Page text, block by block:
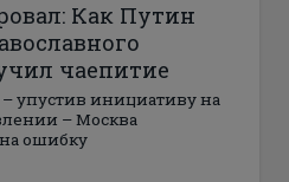
Как Путин
чаепитие
упустив инициативу на
– Москва
ошибку